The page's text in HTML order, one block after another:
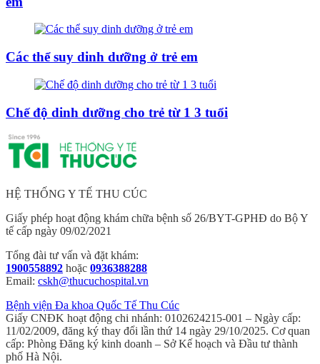
Các thể suy dinh dưỡng ở trẻ em
Chế độ dinh dưỡng cho trẻ từ 1 3 tuổi
HỆ THỐNG Y TẾ THU CÚC
Giấy phép hoạt động khám chữa bệnh số 26/BYT-GPHĐ do Bộ Y
tế cấp ngày 09/02/2021
Tổng đài tư vấn và đặt khám:
1900558892 hoặc 0936388288
Email: cskh@thucuchospital.vn
Bệnh viện Đa khoa Quốc Tế Thu Cúc
Giấy CNĐK hoạt động chi nhánh: 0102624215-001 – Ngày cấp:
11/02/2009, đăng ký thay đổi lần thứ 14 ngày 29/10/2025. Cơ quan
cấp: Phòng Đăng ký kinh doanh – Sở Kế hoạch và Đầu tư thành
phố Hà Nội.